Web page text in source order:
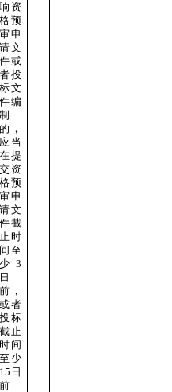
响资
格预
审申
请文
件或
者投
标文
件编
制
的，
应当
在提
交资
格预
审申
请文
件截
止时
间至
少3
日
前，
或者
投标
截止
时间
至少
15日
前